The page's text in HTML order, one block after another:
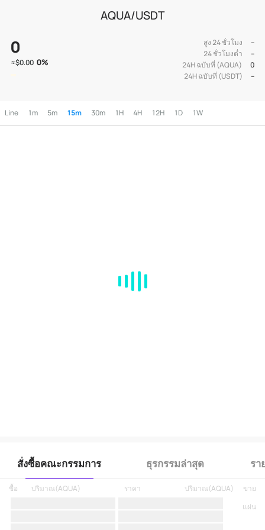
AQUA/USDT
0
≈$0.00 0%
สูง 24 ชั่วโมง
--
24 ชั่วโมงต่ำ
--
24H ฉบับที่ (AQUA)
0
24H ฉบับที่ (USDT)
--
Line 1m 5m 15m 30m 1H 4H 12H 1D 1W
สั่งซื้อคณะกรรมการ ธุรกรรมล่าสุด รา
ซื้อ ปริมาณ(AQUA) ราคา
ขาย
แผ่น
ปริมาณ(AQUA)